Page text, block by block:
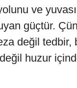
ve
güçtür.
değil tedbir,
huzur